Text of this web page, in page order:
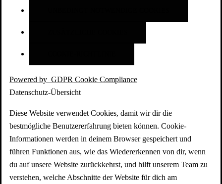
Powered by GDPR Cookie Compliance
Datenschutz-Übersicht
Diese Website verwendet Cookies, damit wir dir die
bestmögliche Benutzererfahrung bieten können. Cookie-
Informationen werden in deinem Browser gespeichert und
führen Funktionen aus, wie das Wiedererkennen von dir, wenn
du auf unsere Website zurückkehrst, und hilft unserem Team zu
verstehen, welche Abschnitte der Website für dich am